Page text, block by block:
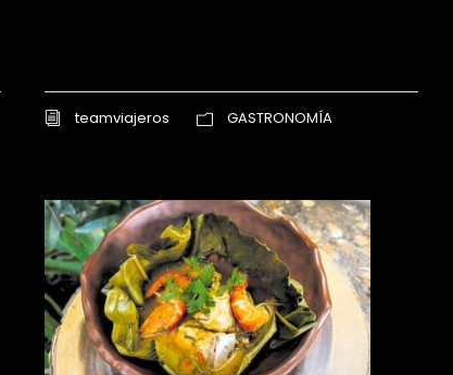
teamviajeros GASTRONOMÍA